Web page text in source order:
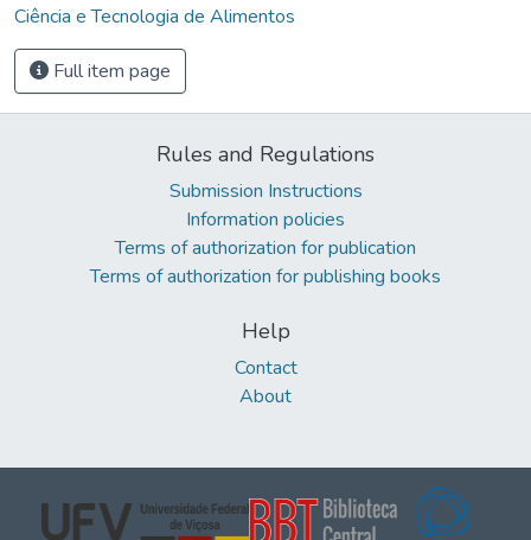
Ciência e Tecnologia de Alimentos
Full item page
Rules and Regulations
Submission Instructions
Information policies
Terms of authorization for publication
Terms of authorization for publishing books
Help
Contact
About